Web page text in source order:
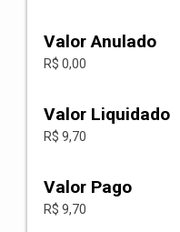
Valor Anulado
R$ 0,00
Valor Liquidado
R$ 9,70
Valor Pago
R$ 9,70